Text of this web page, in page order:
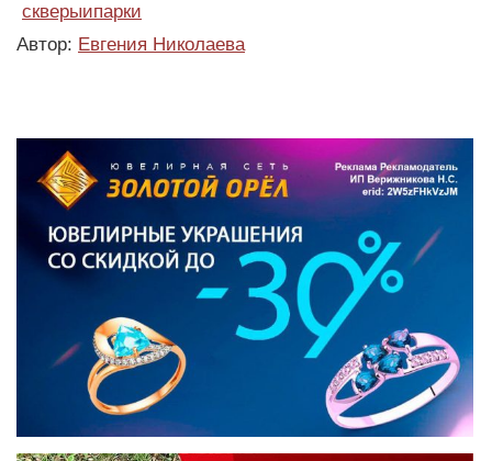
скверыипарки
Автор: Евгения Николаева